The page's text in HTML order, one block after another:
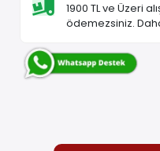
1900 TL ve Üzeri
ödemezsiniz.